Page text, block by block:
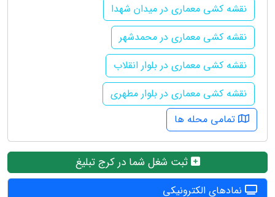
نقشه کشی معماری در میدان شهدا
نقشه کشی معماری در محمدشهر
نقشه کشی معماری در بلوار انقلاب
نقشه کشی معماری در بلوار مطهری
تمامی محله ها
ثبت شغل شما در کرج تبلیغ
نمادهای الکترونیکی